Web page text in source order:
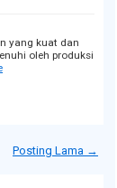
yang kuat dan
oleh produksi
Posting Lama →